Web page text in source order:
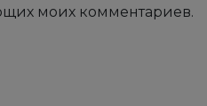
моих комментариев.